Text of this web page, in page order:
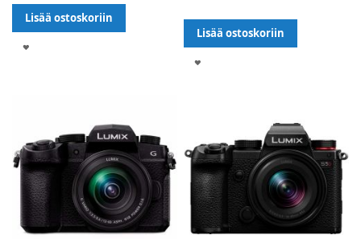
Lisää ostoskoriin
Lisää ostoskoriin